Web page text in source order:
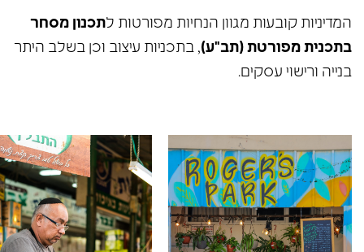
המדיניות קובעות מגוון הנחיות מפורטות לתכנון מסחר
בתכנית מפורטת (תב"ע), בתכניות עיצוב וכן בשלב היתר
בנייה ורישוי עסקים.